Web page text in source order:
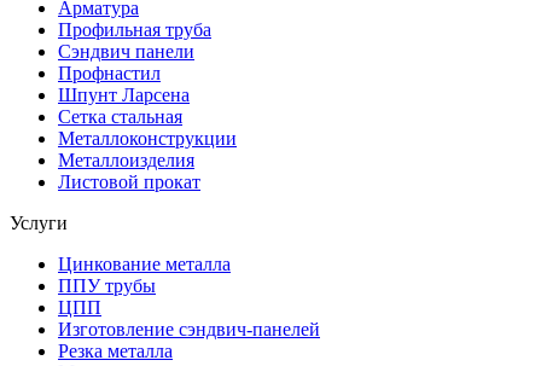
Арматура
Профильная труба
Сэндвич панели
Профнастил
Шпунт Ларсена
Сетка стальная
Металлоконструкции
Металлоизделия
Листовой прокат
Услуги
Цинкование металла
ППУ трубы
ЦПП
Изготовление сэндвич-панелей
Резка металла